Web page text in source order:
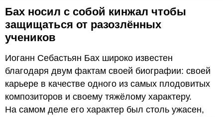
Бах носил с собой кинжал чтобы
защищаться от разозлённых
учеников
Иоганн Себастьян Бах широко известен
благодаря двум фактам своей биографии: своей
карьере в качестве одного из самых плодовитых
композиторов и своему тяжёлому характеру.
На самом деле его характер был столь ужасен,